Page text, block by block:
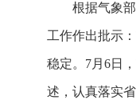
根据气象
工作作出批示
稳定。7月6日
述，认真落实